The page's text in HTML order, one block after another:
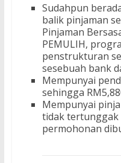
Sudahpun
balik pinjaman
Pinjaman
PEMULIH,
penstrukturan
sesebuah bank
Mempunyai
sehingga
Mempunyai
tidak tertunggak
permohonan